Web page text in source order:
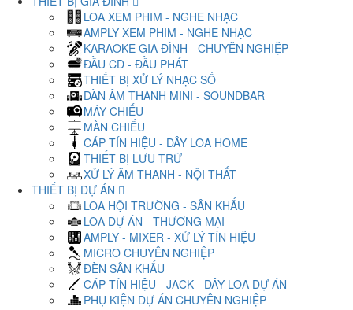
LOA XEM PHIM - NGHE NHẠC
AMPLY XEM PHIM - NGHE NHẠC
KARAOKE GIA ĐÌNH - CHUYÊN NGHIỆP
ĐẦU CD - ĐẦU PHÁT
THIẾT BỊ XỬ LÝ NHẠC SỐ
DÀN ÂM THANH MINI - SOUNDBAR
MÁY CHIẾU
MÀN CHIẾU
CÁP TÍN HIỆU - DÂY LOA HOME
THIẾT BỊ LƯU TRỮ
XỬ LÝ ÂM THANH - NỘI THẤT
THIẾT BỊ DỰ ÁN
LOA HỘI TRƯỜNG - SÂN KHẤU
LOA DỰ ÁN - THƯƠNG MẠI
AMPLY - MIXER - XỬ LÝ TÍN HIỆU
MICRO CHUYÊN NGHIỆP
ĐÈN SÂN KHẤU
CÁP TÍN HIỆU - JACK - DÂY LOA DỰ ÁN
PHỤ KIỆN DỰ ÁN CHUYÊN NGHIỆP